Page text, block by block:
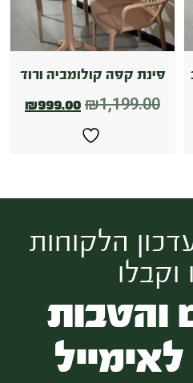
פינת קפה קולומביה ורוד
₪1,199.00
₪999.00
הלקוחות
וקבלו
והטבות